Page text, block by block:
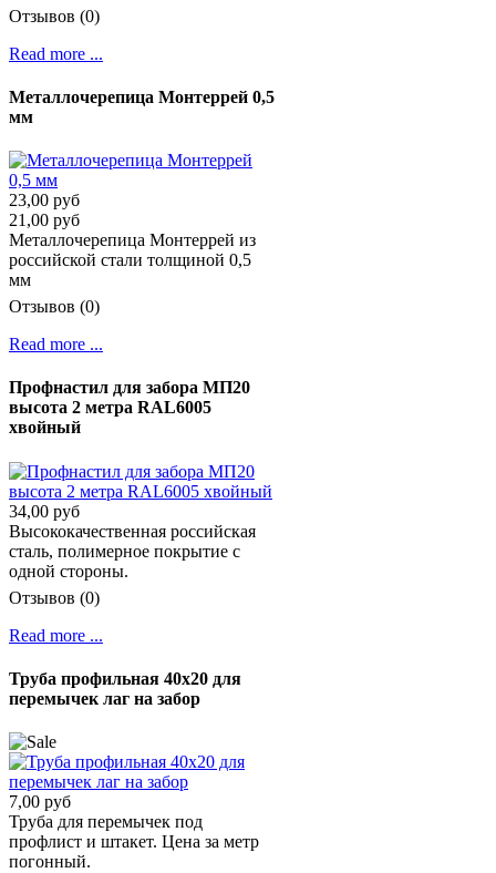
Отзывов (0)
Read more ...
Металлочерепица Монтеррей 0,5
мм
23,00 руб
21,00 руб
Металлочерепица Монтеррей из
российской стали толщиной 0,5
мм
Отзывов (0)
Read more ...
Профнастил для забора МП20
высота 2 метра RAL6005
хвойный
34,00 руб
Высококачественная российская
сталь, полимерное покрытие с
одной стороны.
Отзывов (0)
Read more ...
Труба профильная 40х20 для
перемычек лаг на забор
7,00 руб
Труба для перемычек под
профлист и штакет. Цена за метр
погонный.